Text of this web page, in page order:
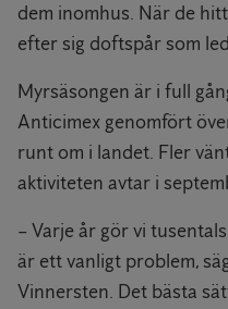
dem inomhus. När de
efter sig doftspår som
Myrsäsongen är i full
Anticimex genomfört
runt om i landet. Fler
aktiviteten avtar i
– Varje år gör vi
är ett vanligt problem,
Vinnersten. Det bästa